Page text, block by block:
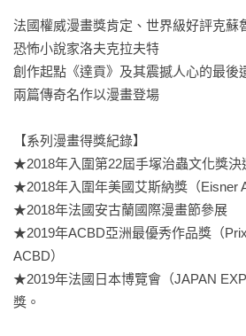
法國權威漫畫獎肯定、世界級好評克蘇
恐怖小說家洛夫克拉夫特
創作起點《達貢》及其震撼人心的最後
兩篇傳奇名作以漫畫登場
【系列漫畫得獎紀錄】
★2018年入圍第22屆手塚治蟲文化獎決
★2018年入圍年美國艾斯納獎（Eisner
★2018年法國安古蘭國際漫畫節參展
★2019年ACBD亞洲最優秀作品獎（
ACBD）
★2019年法國日本博覽會（JAPAN
獎。